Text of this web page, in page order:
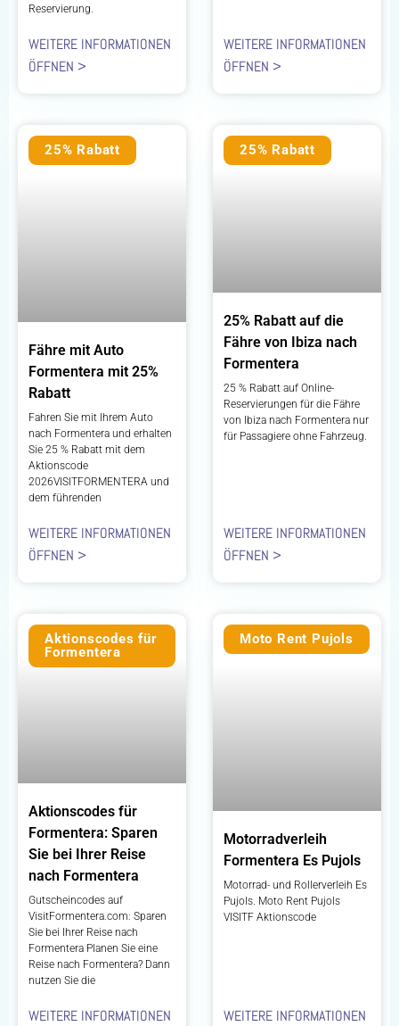
Reservierung.
WEITERE INFORMATIONEN
ÖFFNEN >
WEITERE INFORMATIONEN
ÖFFNEN >
25% Rabatt
Fähre mit Auto
Formentera mit 25%
Rabatt
Fahren Sie mit Ihrem Auto
nach Formentera und erhalten
Sie 25 % Rabatt mit dem
Aktionscode
2026VISITFORMENTERA und
dem führenden
WEITERE INFORMATIONEN
ÖFFNEN >
25% Rabatt
25% Rabatt auf die
Fähre von Ibiza nach
Formentera
25 % Rabatt auf Online-
Reservierungen für die Fähre
von Ibiza nach Formentera nur
für Passagiere ohne Fahrzeug.
WEITERE INFORMATIONEN
ÖFFNEN >
Aktionscodes für
Formentera
Aktionscodes für
Formentera: Sparen
Sie bei Ihrer Reise
nach Formentera
Gutscheincodes auf
VisitFormentera.com: Sparen
Sie bei Ihrer Reise nach
Formentera Planen Sie eine
Reise nach Formentera? Dann
nutzen Sie die
WEITERE INFORMATIONEN
Moto Rent Pujols
Motorradverleih
Formentera Es Pujols
Motorrad- und Rollerverleih Es
Pujols. Moto Rent Pujols
VISITF Aktionscode
WEITERE INFORMATIONEN